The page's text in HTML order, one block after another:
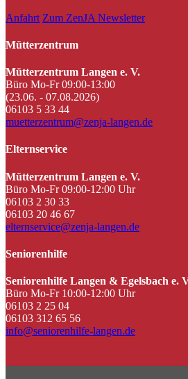
Anfahrt Zum ZenJA Newsletter
Mütterzentrum
Mütterzentrum Langen e. V.
Büro Mo-Fr 09:00-13:00
(23.06. - 07.08.2026)
06103 5 33 44
muetterzentrum@zenja-langen.de
Elternservice
Mütterzentrum Langen e. V.
Büro Mo-Fr 09:00-12:00 Uhr
06103 2 30 33
06103 20 46 67
elternservice@zenja-langen.de
Seniorenhilfe
Seniorenhilfe Langen & Egelsbach e.
Büro Mo-Fr 10:00-12:00 Uhr
06103 2 25 04
06103 312 65 56
info@seniorenhilfe-langen.de